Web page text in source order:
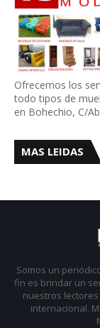
Ofrecemos los
todo tipos de
en Bohechio, C/
MAS LEIDAS
Somos un
fin es brindar un
nuestros
internacional.